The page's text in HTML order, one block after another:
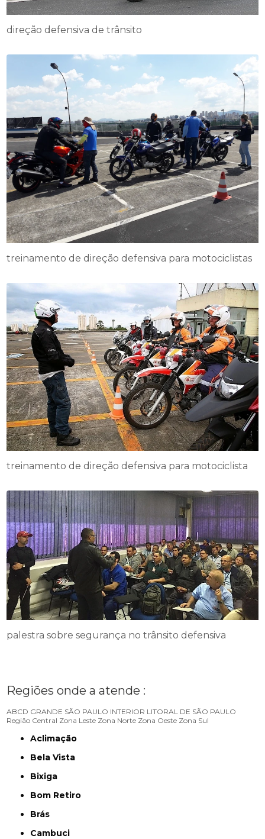
direção defensiva de trânsito
treinamento de direção defensiva para motociclistas
treinamento de direção defensiva para motociclista
palestra sobre segurança no trânsito defensiva
Regiões onde a atende :
ABCD GRANDE SÃO PAULO INTERIOR LITORAL DE SÃO PAULO
Região Central Zona Leste Zona Norte Zona Oeste Zona Sul
Aclimação
Bela Vista
Bixiga
Bom Retiro
Brás
Cambuci